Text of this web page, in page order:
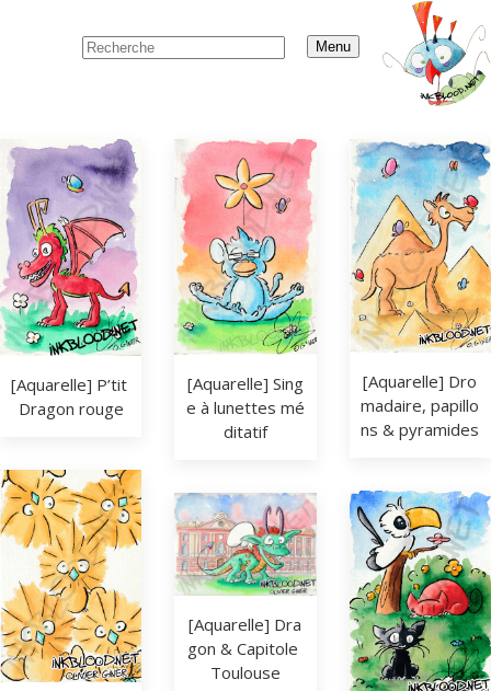
Menu
[Aquarelle] P’tit
Dragon rouge
[Aquarelle] Sing
e à lunettes mé
ditatif
[Aquarelle] Dro
madaire, papillo
ns & pyramides
[Aquarelle] Dra
gon & Capitole
Toulouse